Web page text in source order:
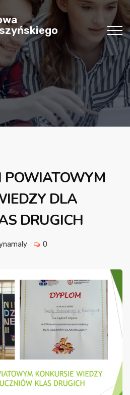
POWIATOWYM
DLA
DRUGICH
0